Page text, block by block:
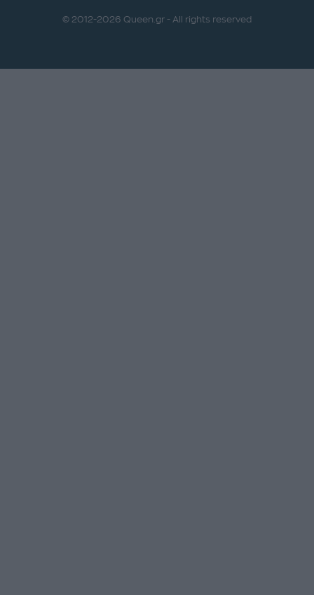
© 2012-2026 Queen.gr - All rights reserved